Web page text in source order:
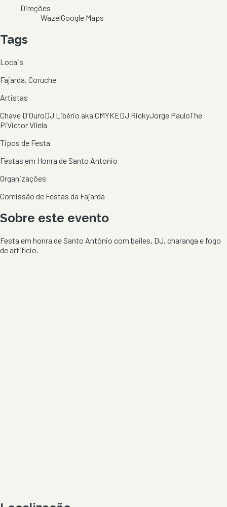
Direções
Waze|Google Maps
Tags
Locais
Fajarda, Coruche
Artistas
Chave D'OuroDJ Libério aka CMYKEDJ RickyJorge PauloThe
PiVictor Vilela
Tipos de Festa
Festas em Honra de Santo Antonio
Organizações
Comissão de Festas da Fajarda
Sobre este evento
Festa em honra de Santo António com bailes, DJ, charanga e fogo
de artifício.